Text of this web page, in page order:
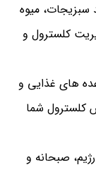
سبزیجات، میوه
کلسترول و
از وعده های غذایی و
کلسترول شما
صبحانه و